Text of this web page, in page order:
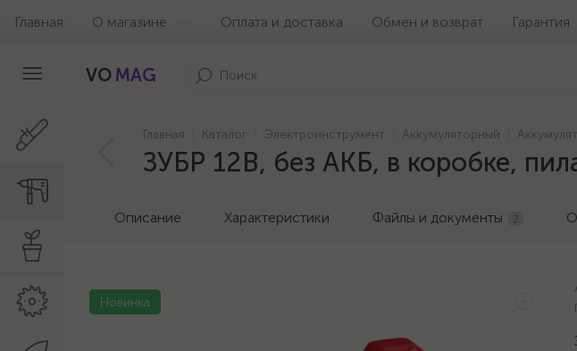
Главная О магазине Оплата и доставка Обмен и возврат Гарантия
VO MAG
Главная Каталог Электроинструмент Аккумуляторный
ЗУБР 12В, без АКБ, в коробке,
Описание Характеристики Файлы и документы 2
Новинка